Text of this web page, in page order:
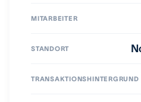
MITARBEITER
STANDORT
TRANSAKTIONSHINTERGRUND